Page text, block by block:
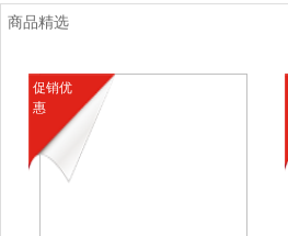
商品精选
促销优
惠